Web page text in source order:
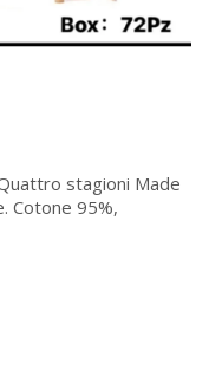
stagioni Made
Cotone 95%,